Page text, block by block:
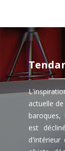
actuelle
baroques,
est